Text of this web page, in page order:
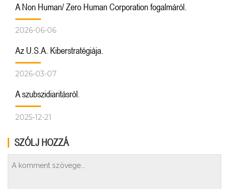
A Non Human/ Zero Human Corporation fogalmáról.
2026-06-06
Az U.S.A. Kiberstratégiája.
2026-03-07
A szubszidiaritásról.
2025-12-21
SZÓLJ HOZZÁ